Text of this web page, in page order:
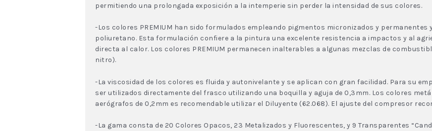
permitiendo una prolongada exposición a la intemperie sin perder la intensidad de sus colores.
-Los colores PREMIUM han sido formulados empleando pigmentos micronizados y
poliuretano. Esta formulación confiere a la pintura una excelente resistencia a impactos y al
directa al calor. Los colores PREMIUM permanecen inalterables a algunas mezclas de
nitro).
-La viscosidad de los colores es fluida y autonivelante y se aplican con gran facilidad. Para su
ser utilizados directamente del frasco utilizando una boquilla y aguja de 0,3mm. Los colores
aerógrafos de 0,2mm es recomendable utilizar el Diluyente (62.068). El ajuste del compresor
-La gama consta de 20 Colores Opacos, 23 Metalizados y Fluorescentes, y 9 Transparentes